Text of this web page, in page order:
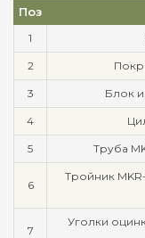
Поз
1
2
3 Блок
4
5 Труба
6
Тройник
7
Уголки